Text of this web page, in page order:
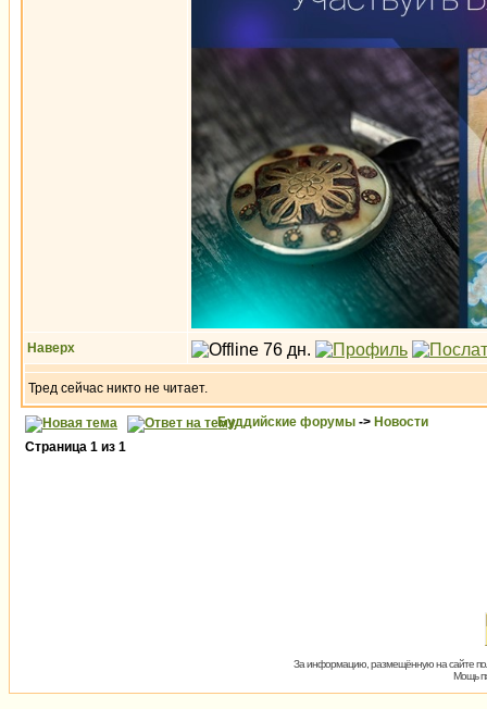
Наверх
Тред сейчас никто не читает.
Буддийские форумы -> Новости
Страница 1 из 1
За информацию, размещённую на сайте
Мощь